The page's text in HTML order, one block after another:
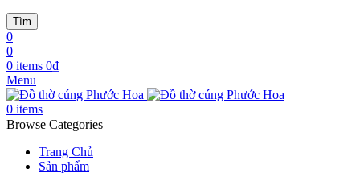
Tìm
0
0
0 items 0₫
Menu
0 items
Browse Categories
Trang Chủ
Sản phẩm